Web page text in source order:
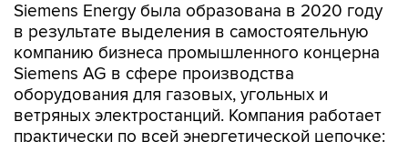
Siemens Energy была образована в 2020 году
в результате выделения в самостоятельную
компанию бизнеса промышленного концерна
Siemens AG в сфере производства
оборудования для газовых, угольных и
ветряных электростанций. Компания работает
практически по всей энергетической цепочке: